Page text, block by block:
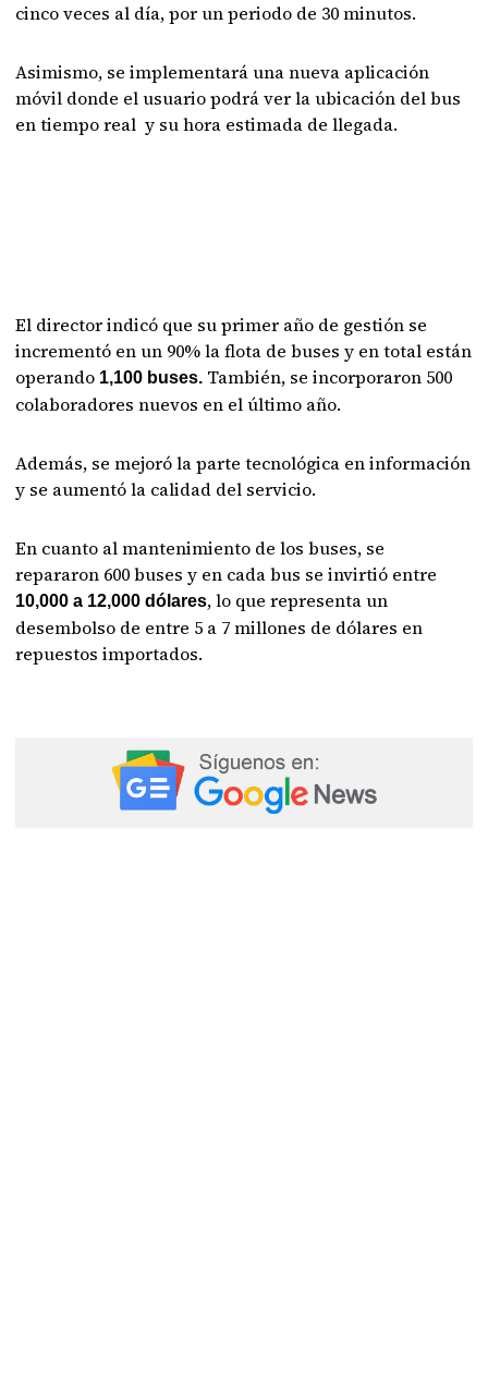
cinco veces al día, por un periodo de 30 minutos.
Asimismo, se implementará una nueva aplicación
móvil donde el usuario podrá ver la ubicación del bus
en tiempo real y su hora estimada de llegada.
El director indicó que su primer año de gestión se
incrementó en un 90% la flota de buses y en total están
operando 1,100 buses. También, se incorporaron 500
colaboradores nuevos en el último año.
Además, se mejoró la parte tecnológica en información
y se aumentó la calidad del servicio.
En cuanto al mantenimiento de los buses, se
repararon 600 buses y en cada bus se invirtió entre
10,000 a 12,000 dólares, lo que representa un
desembolso de entre 5 a 7 millones de dólares en
repuestos importados.